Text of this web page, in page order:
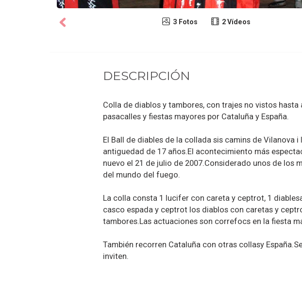
3 Fotos 2 Vídeos
DESCRIPCIÓN
Colla de diablos y tambores, con trajes no vistos
pasacalles y fiestas mayores por Cataluña y España.
El Ball de diables de la collada sis camins de Vilanova
antiguedad de 17 años.El acontecimiento más
nuevo el 21 de julio de 2007.Considerado unos de los
del mundo del fuego.
La colla consta 1 lucifer con careta y ceptrot, 1
casco espada y ceptrot los diablos con caretas y
tambores.Las actuaciones son correfocs en la fiesta
También recorren Cataluña con otras collasy
inviten.